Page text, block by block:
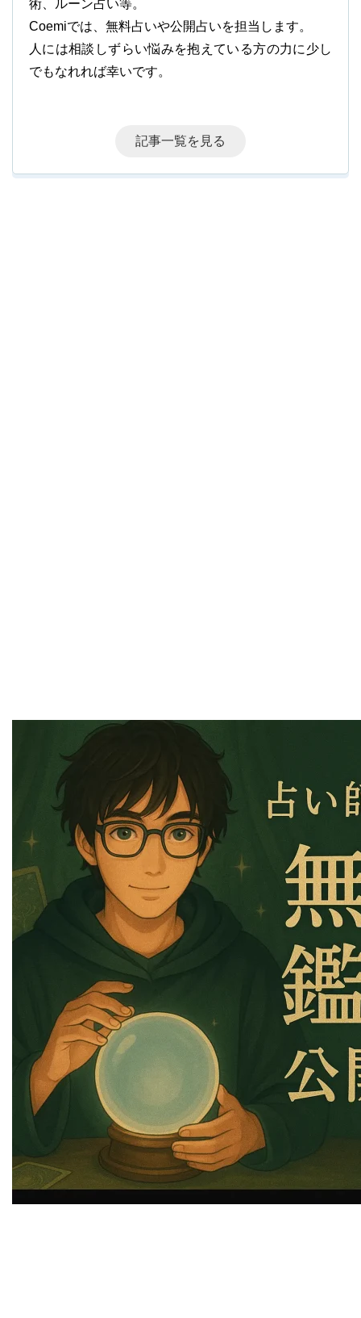
術、ルーン占い等。
Coemiでは、無料占いや公開占いを担当します。
人には相談しずらい悩みを抱えている方の力に少し
でもなれれば幸いです。
記事一覧を見る